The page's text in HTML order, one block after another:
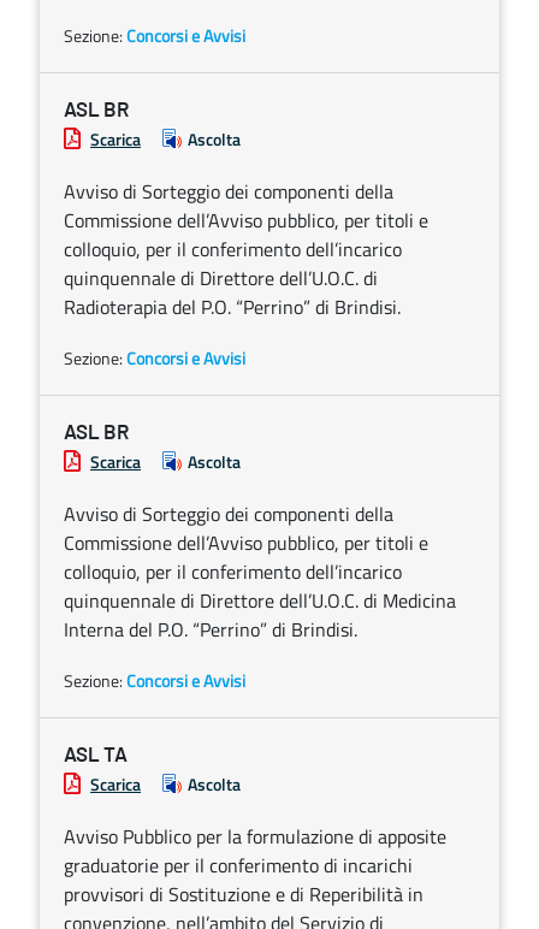
Sezione:Concorsi e Avvisi
ASL BR
Scarica Ascolta
Avviso di Sorteggio dei componenti della
Commissione dell’Avviso pubblico, per titoli e
colloquio, per il conferimento dell’incarico
quinquennale di Direttore dell’U.O.C. di
Radioterapia del P.O. “Perrino” di Brindisi.
Sezione:Concorsi e Avvisi
ASL BR
Scarica Ascolta
Avviso di Sorteggio dei componenti della
Commissione dell’Avviso pubblico, per titoli e
colloquio, per il conferimento dell’incarico
quinquennale di Direttore dell’U.O.C. di Medicina
Interna del P.O. “Perrino” di Brindisi.
Sezione:Concorsi e Avvisi
ASL TA
Scarica Ascolta
Avviso Pubblico per la formulazione di apposite
graduatorie per il conferimento di incarichi
provvisori di Sostituzione e di Reperibilità in
convenzione, nell’ambito del Servizio di